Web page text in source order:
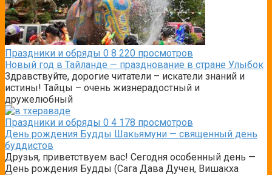
Праздники и обряды 0 8 220 просмотров
Новый год в Тайланде — празднование в стране Улыбок
Здравствуйте, дорогие читатели – искатели знаний и
истины! Тайцы – очень жизнерадостный и
дружелюбный
Праздники и обряды 0 4 178 просмотров
День рождения Будды Шакьямуни — священный день
буддистов
Друзья, приветствуем вас! Сегодня особенный день —
День рождения Будды (Сага Дава Дучен, Вишакха